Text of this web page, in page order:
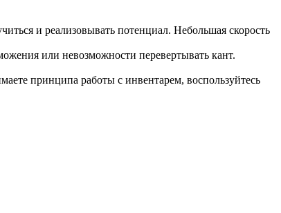
и реализовывать потенциал. Небольшая скорость
или невозможности перевертывать кант.
принципа работы с инвентарем, воспользуйтесь